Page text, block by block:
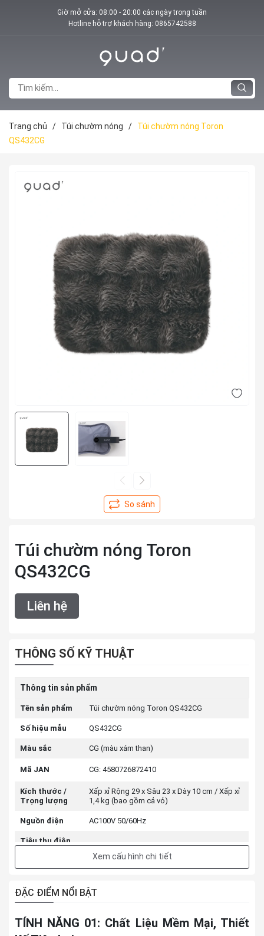
Giờ mở cửa: 08:00 - 20:00 các ngày trong tuần
Hotline hỗ trợ khách hàng: 0865742588
Trang chủ / Túi chườm nóng /
Túi chườm nóng Toron
QS432CG
Túi chườm nóng Toron
QS432CG
Liên hệ
THÔNG SỐ KỸ THUẬT
Thông tin sản phẩm
Tên sản phẩm Túi chườm nóng Toron QS432CG
Số hiệu mẫu QS432CG
Màu sắc CG (màu xám than)
Mã JAN CG: 4580726872410
Kích thước /
Trọng lượng
Xấp xỉ Rộng 29 x Sâu 23 x Dày 10 cm / Xấp xỉ
1,4 kg (bao gồm cả vỏ)
Nguồn điện AC100V 50/60Hz
Tiêu thụ điện
400W
Thân: PVC / Vỏ chuyên dụng: Polyester / Chất
Nhiệt độ lưu
Thời gian lưu
Xem cấu hình chi tiết
ĐẶC ĐIỂM NỔI BẬT
TÍNH NĂNG 01: Chất Liệu Mềm Mại, Thiết